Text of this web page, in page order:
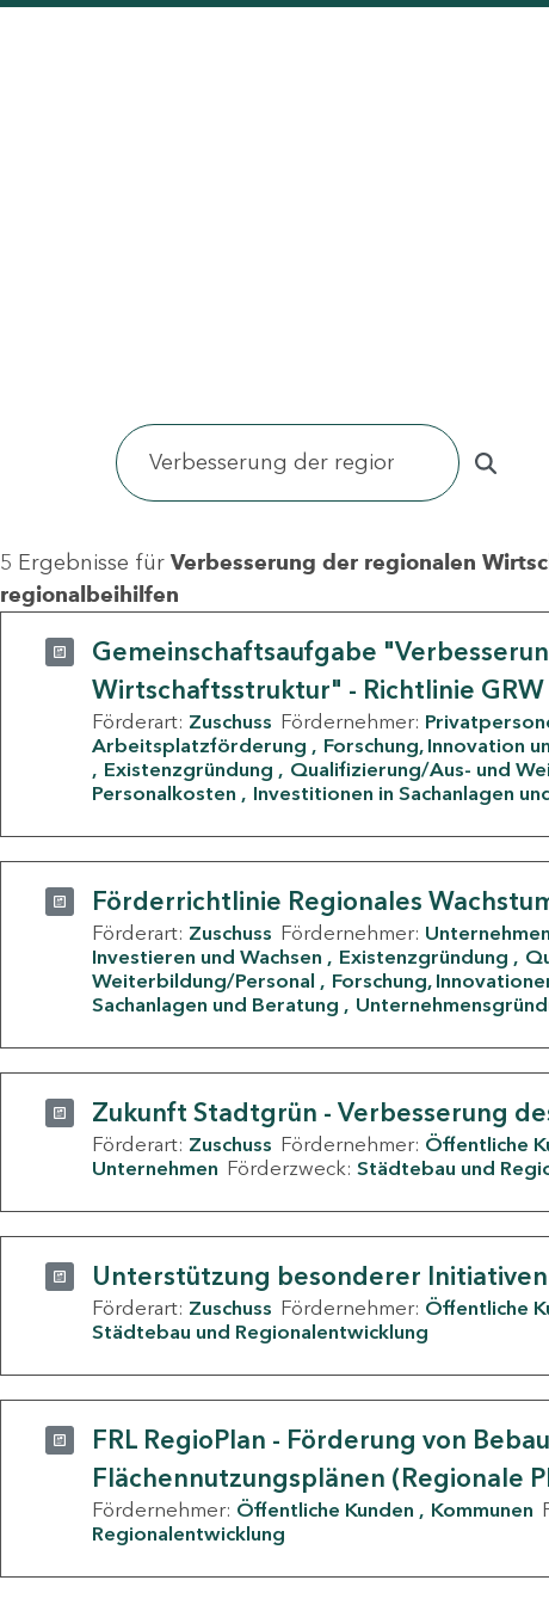
5 Ergebnisse für Verbesserung der regionalen
regionalbeihilfen
Gemeinschaftsaufgabe
Wirtschaftsstruktur" - Richtlinie GRW
Förderart: Zuschuss Fördernehmer:
Arbeitsplatzförderung
Forschung, Innovation
Existenzgründung
Qualifizierung/Aus- und
Personalkosten
Investitionen in Sachanlagen
Förderrichtlinie Regionales
Förderart: Zuschuss Fördernehmer: Unternehmen
Investieren und Wachsen
Existenzgründung
Weiterbildung/Personal
Forschung,
Sachanlagen und Beratung
Zukunft Stadtgrün - Verbesserung
Förderart: Zuschuss Fördernehmer: Öffentliche
Unternehmen Förderzweck: Städtebau und
Unterstützung besonderer
Förderart: Zuschuss Fördernehmer: Öffentliche
Städtebau und Regionalentwicklung
FRL RegioPlan - Förderung von
Flächennutzungsplänen (Regionale
Fördernehmer: Öffentliche Kunden Kommunen
Regionalentwicklung